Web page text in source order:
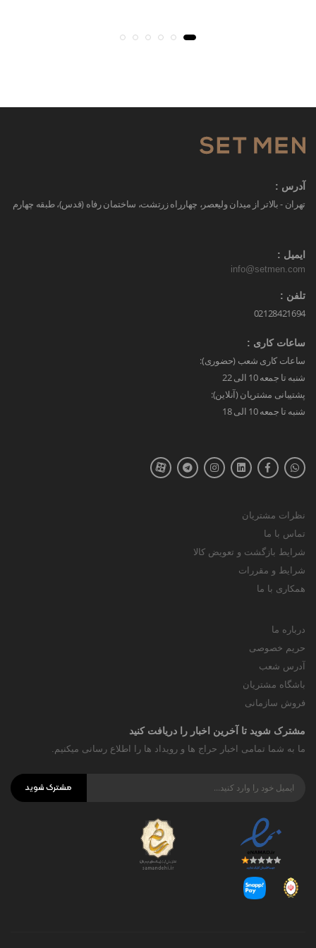
آدرس :
تهران - بالاتر از میدان ولیعصر، چهارراه زرتشت، ساختمان رفاه (قدس)، طبقه چهارم
ایمیل :
info@setmen.com
تلفن :
02128421694
ساعات کاری :
ساعات کاری شعب (حضوری):
شنبه تا جمعه 10 الی 22
پشتیبانی مشتریان (آنلاین):
شنبه تا جمعه 10 الی 18
نظرات مشتریان
تماس با ما
شرایط بازگشت و تعویض کالا
شرایط و مقررات
همکاری با ما
درباره ما
حریم خصوصی
آدرس شعب
باشگاه مشتریان
فروش سازمانی
مشترک شوید تا آخرین اخبار را دریافت کنید
ما به شما تمامی اخبار حراج ها و رویداد ها را اطلاع رسانی میکنیم.
مشترک شوید